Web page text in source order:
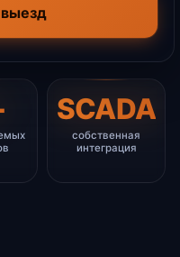
выезд
SCADA
собственная
интеграция